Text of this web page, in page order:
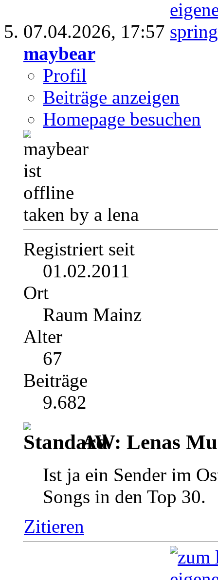
07.04.2026, 17:57
maybear
Profil
Beiträge anzeigen
Homepage besuchen
taken by a lena
Registriert seit
01.02.2011
Ort
Raum Mainz
Alter
67
Beiträge
9.682
AW: Lenas
Ist ja ein Sender im
Songs in den Top 30.
Zitieren